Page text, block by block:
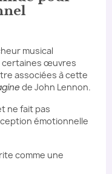
musical
certaines œuvres
associées à cette
de John Lennon.
ne fait pas
émotionnelle
comme une